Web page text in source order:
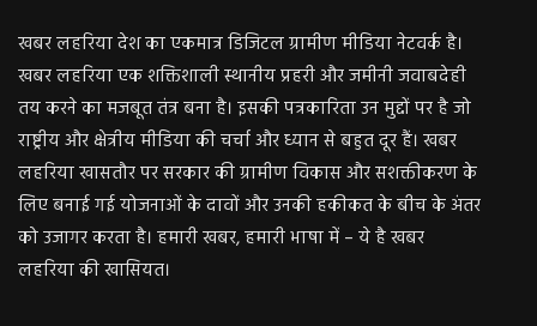
खबर लहरिया देश का एकमात्र डिजिटल ग्रामीण मीडिया नेटवर्क है।
खबर लहरिया एक शक्तिशाली स्थानीय प्रहरी और जमीनी जवाबदेही
तय करने का मजबूत तंत्र बना है। इसकी पत्रकारिता उन मुद्दों पर है जो
राष्ट्रीय और क्षेत्रीय मीडिया की चर्चा और ध्यान से बहुत दूर हैं। खबर
लहरिया खासतौर पर सरकार की ग्रामीण विकास और सशक्तीकरण के
लिए बनाई गई योजनाओं के दावों और उनकी हकीकत के बीच के अंतर
को उजागर करता है। हमारी खबर, हमारी भाषा में – ये है खबर
लहरिया की खासियत।